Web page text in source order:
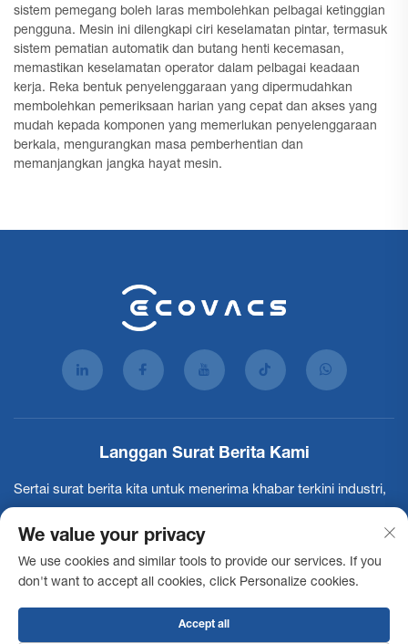
sistem pemegang boleh laras membolehkan pelbagai ketinggian
pengguna. Mesin ini dilengkapi ciri keselamatan pintar, termasuk
sistem pematian automatik dan butang henti kecemasan,
memastikan keselamatan operator dalam pelbagai keadaan
kerja. Reka bentuk penyelenggaraan yang dipermudahkan
membolehkan pemeriksaan harian yang cepat dan akses yang
mudah kepada komponen yang memerlukan penyelenggaraan
berkala, mengurangkan masa pemberhentian dan
memanjangkan jangka hayat mesin.
Langgan Surat Berita Kami
Sertai surat berita kita untuk menerima khabar terkini industri,
Langgan
We value your privacy
We use cookies and similar tools to provide our services. If you
don't want to accept all cookies, click Personalize cookies.
Accept all